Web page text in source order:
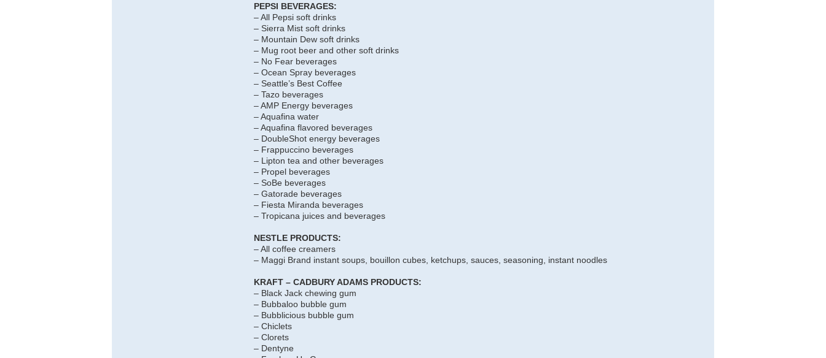
PEPSI BEVERAGES:
– All Pepsi soft drinks
– Sierra Mist soft drinks
– Mountain Dew soft drinks
– Mug root beer and other soft drinks
– No Fear beverages
– Ocean Spray beverages
– Seattle’s Best Coffee
– Tazo beverages
– AMP Energy beverages
– Aquafina water
– Aquafina flavored beverages
– DoubleShot energy beverages
– Frappuccino beverages
– Lipton tea and other beverages
– Propel beverages
– SoBe beverages
– Gatorade beverages
– Fiesta Miranda beverages
– Tropicana juices and beverages
NESTLE PRODUCTS:
– All coffee creamers
– Maggi Brand instant soups, bouillon cubes, ketchups, sauces, seasoning, instant noodles
KRAFT – CADBURY ADAMS PRODUCTS:
– Black Jack chewing gum
– Bubbaloo bubble gum
– Bubblicious bubble gum
– Chiclets
– Clorets
– Dentyne